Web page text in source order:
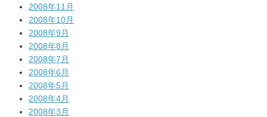
2008年11月
2008年10月
2008年9月
2008年8月
2008年7月
2008年6月
2008年5月
2008年4月
2008年3月